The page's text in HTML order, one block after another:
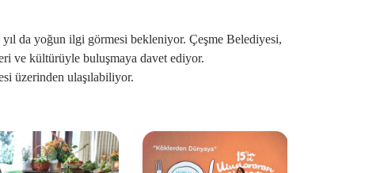
da yoğun ilgi görmesi bekleniyor. Çeşme Belediyesi,
ve kültürüyle buluşmaya davet ediyor.
üzerinden ulaşılabiliyor.